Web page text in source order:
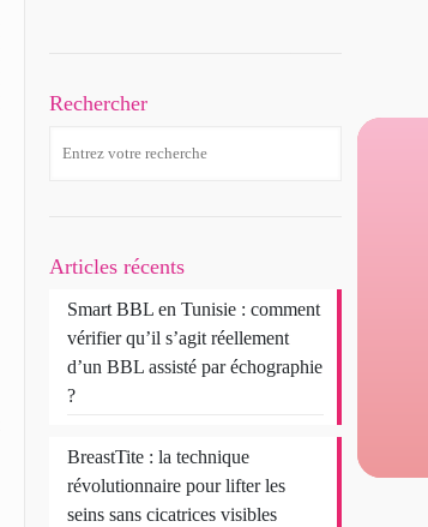
Rechercher
Articles récents
Smart BBL en Tunisie : comment
vérifier qu’il s’agit réellement
d’un BBL assisté par échographie
?
BreastTite : la technique
révolutionnaire pour lifter les
seins sans cicatrices visibles